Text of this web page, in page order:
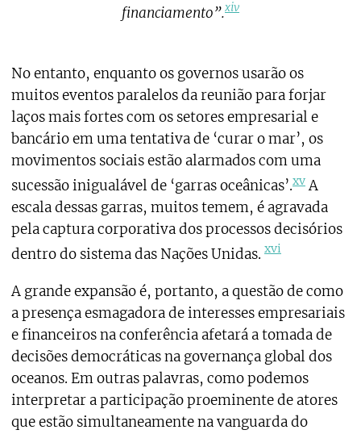
financiamento”.xiv
No entanto, enquanto os governos usarão os
muitos eventos paralelos da reunião para forjar
laços mais fortes com os setores empresarial e
bancário em uma tentativa de ‘curar o mar’, os
movimentos sociais estão alarmados com uma
sucessão inigualável de ‘garras oceânicas’.xvA
escala dessas garras, muitos temem, é agravada
pela captura corporativa dos processos decisórios
dentro do sistema das Nações Unidas. xvi
A grande expansão é, portanto, a questão de como
a presença esmagadora de interesses empresariais
e financeiros na conferência afetará a tomada de
decisões democráticas na governança global dos
oceanos. Em outras palavras, como podemos
interpretar a participação proeminente de atores
que estão simultaneamente na vanguarda do